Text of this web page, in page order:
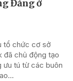
Đảng ở
tổ chức cơ sở
đã chủ động tạo
ưu tú từ các buôn